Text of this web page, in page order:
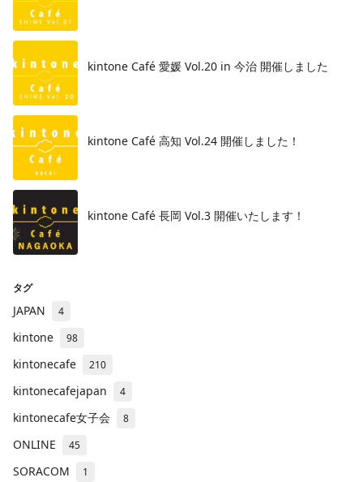
kintone Café 愛媛 Vol.20 in 今治 開催しました
kintone Café 高知 Vol.24 開催しました！
kintone Café 長岡 Vol.3 開催いたします！
タグ
JAPAN 4
kintone 98
kintonecafe 210
kintonecafejapan 4
kintonecafe女子会 8
ONLINE 45
SORACOM 1